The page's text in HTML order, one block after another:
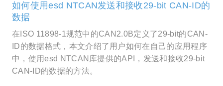
如何使用esd NTCAN发送和接收29-bit CAN-ID的
数据
在ISO 11898-1规范中的CAN2.0B定义了29-bit的CAN-
ID的数据格式，本文介绍了用户如何在自己的应用程序
中，使用esd NTCAN库提供的API，发送和接收29-bit
CAN-ID的数据的方法。